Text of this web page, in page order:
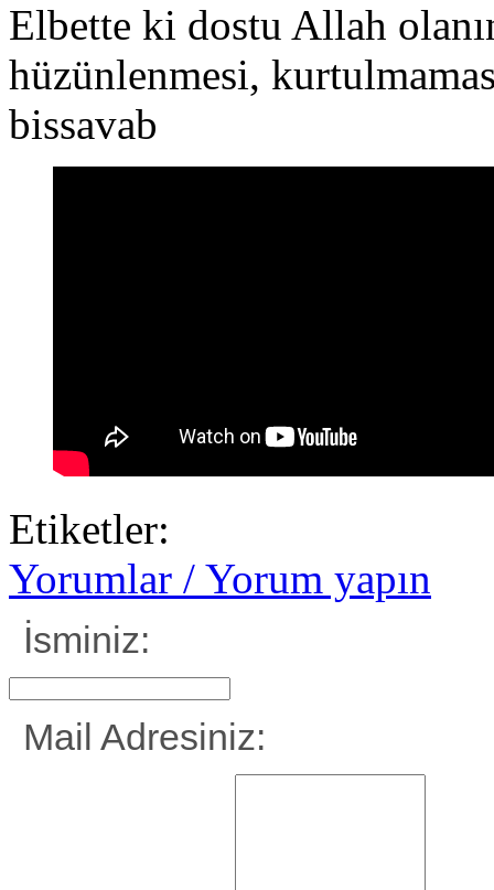
Elbette ki dostu Allah
hüzünlenmesi,
bissavab
Etiketler:
Yorumlar / Yorum yapın
İsminiz:
Mail Adresiniz: